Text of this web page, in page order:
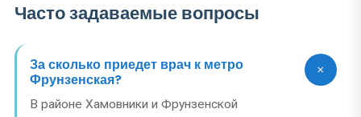
Часто задаваемые вопросы
За сколько приедет врач к метро
Фрунзенская?
В районе Хамовники и Фрунзенской